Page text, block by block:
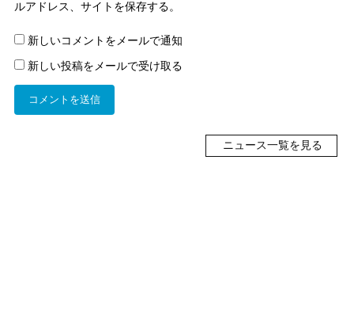
ルアドレス、サイトを保存する。
新しいコメントをメールで通知
新しい投稿をメールで受け取る
ニュース一覧を見る